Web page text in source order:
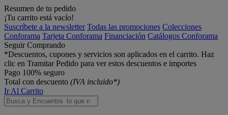
Resumen de tu pedido
¡Tu carrito está vacío!
Suscríbete a la newsletter Todas las promociones Colecciones
Conforama Tarjeta Conforama Financiación Catálogos Conforama
Seguir Comprando
*Descuentos, cupones y servicios son aplicados en el carrito. Haz
clic en Tramitar Pedido para ver estos descuentos e importes
Pago 100% seguro
Total con descuento (IVA incluido*)
Ir Al Carrito